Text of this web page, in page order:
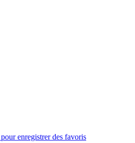
enregistrer des favoris